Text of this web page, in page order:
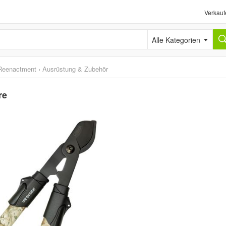
Alle Kategorien
› Ausrüstung & Zubehör